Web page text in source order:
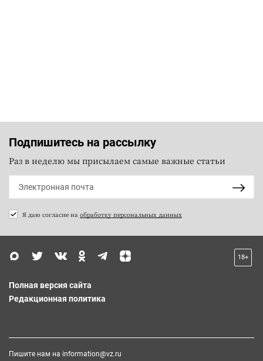
Подпишитесь на рассылку
Раз в неделю мы присылаем самые важные статьи
Я даю согласие на обработку персональных данных
18+
Полная версия сайта
Редакционная политика
Пишите нам на information@vz.ru